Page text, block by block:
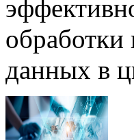
данных в